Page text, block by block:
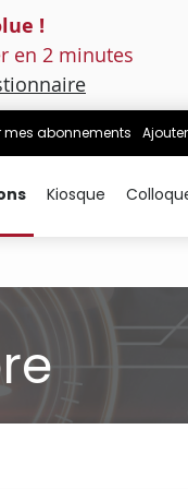
!
en 2 minutes
mes abonnements
Kiosque